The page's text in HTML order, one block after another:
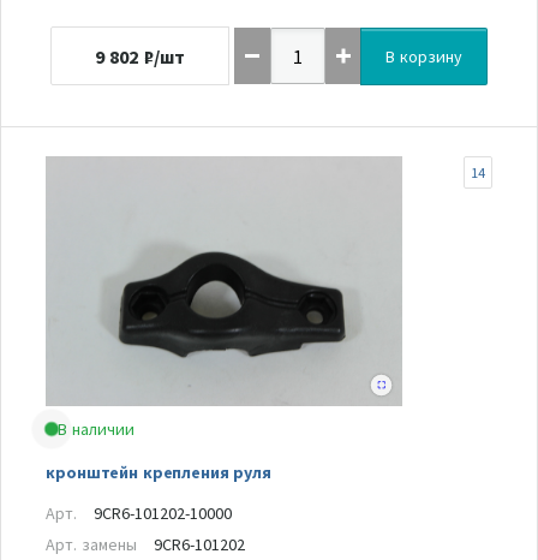
9 802 ₽/шт В корзину
В наличии
кронштейн крепления руля
14
Арт.
9CR6-101202-10000
Арт. замены
9CR6-101202